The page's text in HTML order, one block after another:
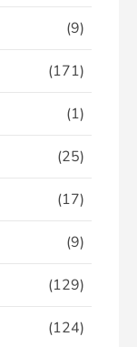
(9)
(171)
(1)
(25)
(17)
(9)
(129)
(124)